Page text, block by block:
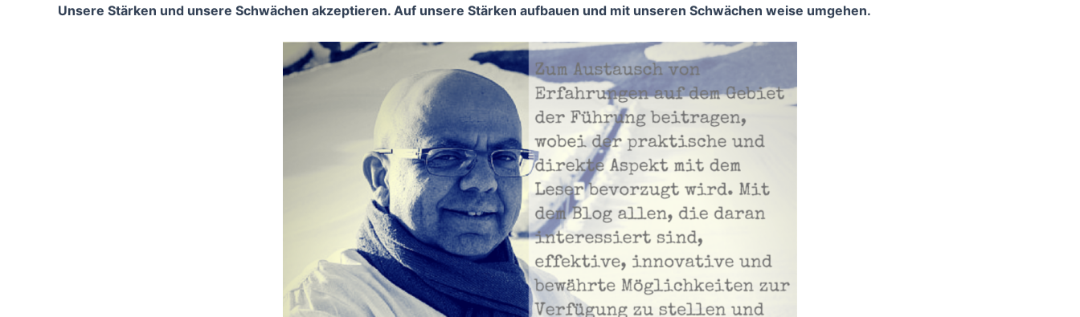
Unsere Stärken und unsere Schwächen akzeptieren. Auf unsere Stärken aufbauen und mit unseren Schwächen weise umgehen.